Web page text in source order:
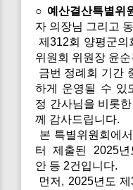
○예산결산특별위
자 의장님 그리고
제312회 양평군의
위원회 위원장 윤
금번 정례회 기간
하게 운영될 수 있
정 간사님을 비롯
께 감사드립니다.
본 특별위원회에
터 제출된 2025
안 등 2건입니다.
먼저, 2025년도